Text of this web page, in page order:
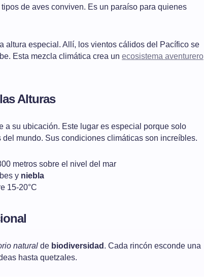
de aves conviven. Es un paraíso para quienes
altura especial. Allí, los vientos cálidos del Pacífico se
Esta mezcla climática crea un ecosistema aventurero
Alturas
a su ubicación. Este lugar es especial porque solo
mundo. Sus condiciones climáticas son increíbles.
metros sobre el nivel del mar
y niebla
15-20°C
natural de biodiversidad . Cada rincón esconde una
hasta quetzales.